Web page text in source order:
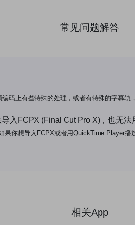
常见问题解答
码上有些特殊的处理，或者有特殊的字幕
入FCPX (Final Cut Pro X)，也无法
果你想导入FCPX或者用QuickTime Player
相关App